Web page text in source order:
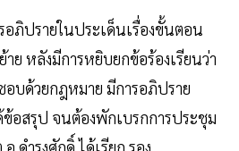
ภิปรายในประเด็นเรื่องขั้นตอน
ย หลังมีการหยิบยกข้อร้องเรียนว่า
บด้วยกฎหมาย มีการอภิปราย
ข้อสรุป จนต้องพักเบรกการประชุม